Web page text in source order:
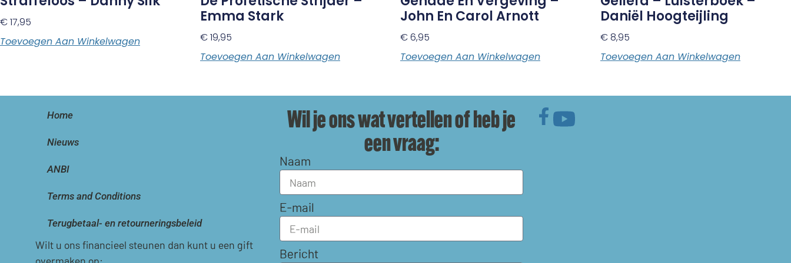
€17,95
Toevoegen Aan Winkelwagen
Emma Stark
€19,95
Toevoegen Aan Winkelwagen
John En Carol Arnott
€6,95
Toevoegen Aan Winkelwagen
Daniël Hoogteijling
€8,95
Toevoegen Aan Winkelwagen
Home
Nieuws
ANBI
Terms and Conditions
Terugbetaal- en retourneringsbeleid
Wilt u ons financieel steunen dan kunt u een gift
Wil je ons wat vertellen of heb je
een vraag:
Naam
E-mail
Bericht